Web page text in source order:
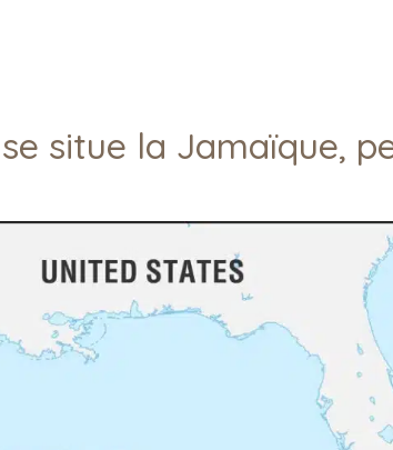
situe la Jamaïque,